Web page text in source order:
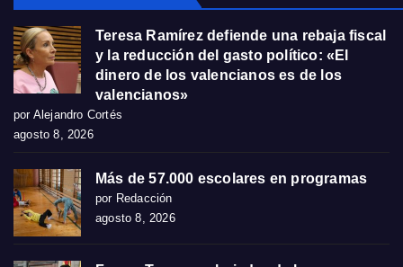
Teresa Ramírez defiende una rebaja fiscal
y la reducción del gasto político: «El
dinero de los valencianos es de los
valencianos»
por Alejandro Cortés
agosto 8, 2026
Más de 57.000 escolares en programas
por Redacción
agosto 8, 2026